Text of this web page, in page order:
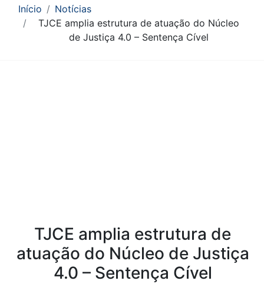
Início
Notícias
TJCE amplia estrutura de atuação do Núcleo
de Justiça 4.0 – Sentença Cível
TJCE amplia estrutura de
atuação do Núcleo de Justiça
4.0 – Sentença Cível